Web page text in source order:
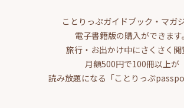
ことりっぷガイドブック・マガ
電子書籍版の購入ができます。
旅行・お出かけ中にさくさく
月額500円で100冊以上が
読み放題になる「ことりっぷ